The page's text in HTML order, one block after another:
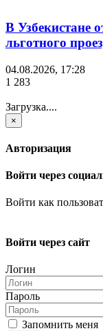
В Узбекистане
льготного
04.08.2026, 17:28
1 283
Загрузка....
×
Авторизация
Войти через
Войти как
Войти через сайт
Логин
Пароль
Запомнить меня